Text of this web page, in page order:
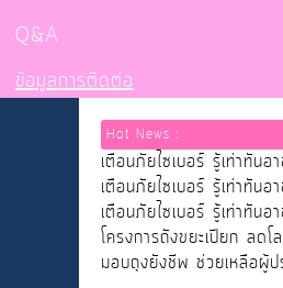
Q&A
ข้อมูลการติดต่อ
Hot News :
เตือนภัยไซเบอร์ รู้เท่าทัน
เตือนภัยไซเบอร์ รู้เท่าทัน
เตือนภัยไซเบอร์ รู้เท่าทัน
โครงการถังขยะเปียก ลดโ
มอบถุงยังชีพ ช่วยเหลือผู้